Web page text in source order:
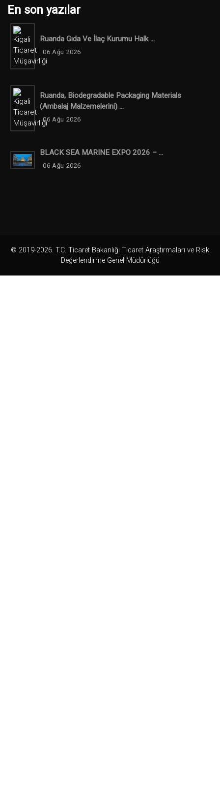
En son yazılar
Ruanda Gıda Ve İlaç Kurumu Halk ...
06 Ağu 2026
Ruanda, Biodegradable Packaging Materials
(ambalaj Malzemelerini) ...
06 Ağu 2026
BLACK SEA MARINE EXPO 2026 – ...
06 Ağu 2026
© 2019-2026. T.C. Ticaret Bakanlığı Ticaret Araştırmaları ve Risk
Değerlendirme Genel Müdürlüğü